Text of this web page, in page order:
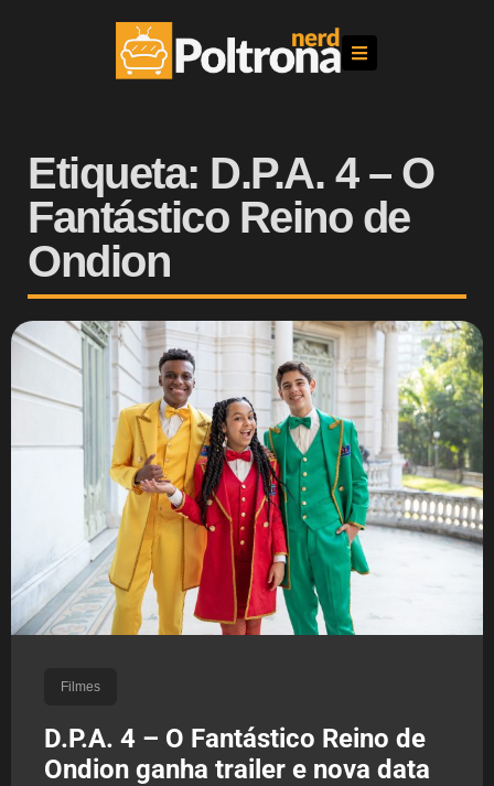
Etiqueta: D.P.A. 4 – O
Fantástico Reino de
Ondion
Filmes
D.P.A. 4 – O Fantástico Reino de
Ondion ganha trailer e nova data